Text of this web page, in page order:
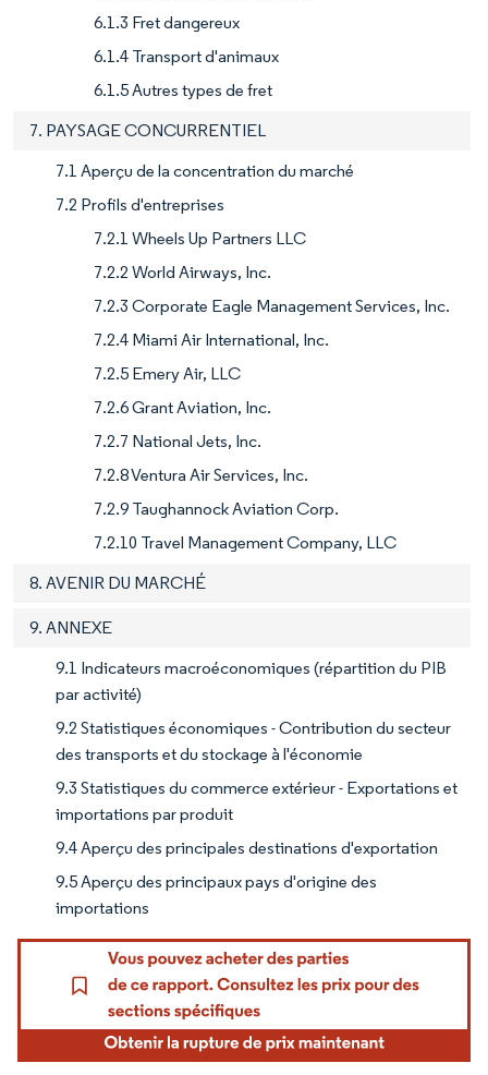
6.1.3 Fret dangereux
6.1.4 Transport d'animaux
6.1.5 Autres types de fret
7. PAYSAGE CONCURRENTIEL
7.1 Aperçu de la concentration du marché
7.2 Profils d'entreprises
7.2.1 Wheels Up Partners LLC
7.2.2 World Airways, Inc.
7.2.3 Corporate Eagle Management Services, Inc.
7.2.4 Miami Air International, Inc.
7.2.5 Emery Air, LLC
7.2.6 Grant Aviation, Inc.
7.2.7 National Jets, Inc.
7.2.8 Ventura Air Services, Inc.
7.2.9 Taughannock Aviation Corp.
7.2.10 Travel Management Company, LLC
8. AVENIR DU MARCHÉ
9. ANNEXE
9.1 Indicateurs macroéconomiques (répartition du PIB
par activité)
9.2 Statistiques économiques - Contribution du secteur
des transports et du stockage à l'économie
9.3 Statistiques du commerce extérieur - Exportations et
importations par produit
9.4 Aperçu des principales destinations d'exportation
9.5 Aperçu des principaux pays d'origine des
importations